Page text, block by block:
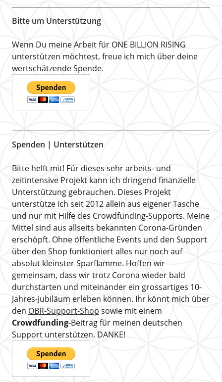
Bitte um Unterstützung
Wenn Du meine Arbeit für ONE BILLION RISING
unterstützen möchtest, freue ich mich über deine
wertschätzende Spende.
Spenden | Unterstützen
Bitte helft mit! Für dieses sehr arbeits- und
zeitintensive Projekt kann ich dringend finanzielle
Unterstützung gebrauchen. Dieses Projekt
unterstütze ich seit 2012 allein aus eigener Tasche
und nur mit Hilfe des Crowdfunding-Supports. Meine
Mittel sind aus allseits bekannten Corona-Gründen
erschöpft. Ohne öffentliche Events und den Support
über den Shop funktioniert alles nur noch auf
absolut kleinster Sparflamme. Hoffen wir
gemeinsam, dass wir trotz Corona wieder bald
durchstarten und miteinander ein grossartiges 10-
Jahres-Jubiläum erleben können. Ihr könnt mich über
den OBR-Support-Shop sowie mit einem
Crowdfunding-Beitrag für meinen deutschen
Support unterstützen. DANKE!